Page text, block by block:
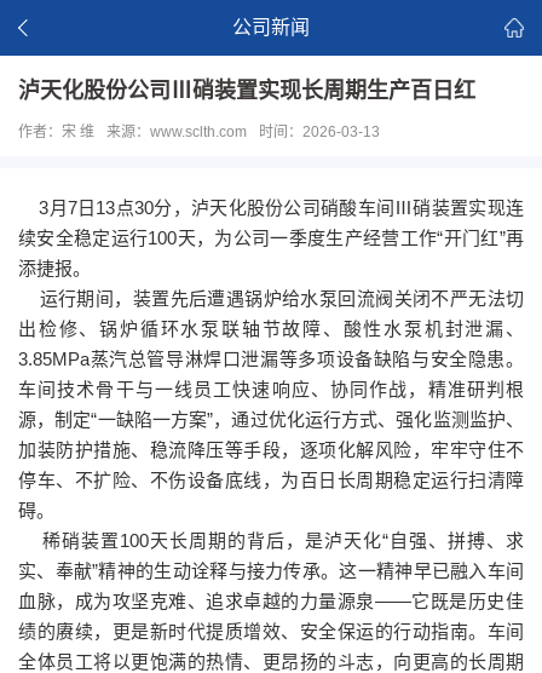
公司新闻
泸天化股份公司Ⅲ硝装置实现长周期生产百日红
作者：宋 维 来源：www.sclth.com 时间：2026-03-13
3月7日13点30分，泸天化股份公司硝酸车间Ⅲ硝装置实现连
续安全稳定运行100天，为公司一季度生产经营工作“开门红”再
添捷报。
运行期间，装置先后遭遇锅炉给水泵回流阀关闭不严无法切
出检修、锅炉循环水泵联轴节故障、酸性水泵机封泄漏、
3.85MPa蒸汽总管导淋焊口泄漏等多项设备缺陷与安全隐患。
车间技术骨干与一线员工快速响应、协同作战，精准研判根
源，制定“一缺陷一方案”，通过优化运行方式、强化监测监护、
加装防护措施、稳流降压等手段，逐项化解风险，牢牢守住不
停车、不扩险、不伤设备底线，为百日长周期稳定运行扫清障
碍。
稀硝装置100天长周期的背后，是泸天化“自强、拼搏、求
实、奉献”精神的生动诠释与接力传承。这一精神早已融入车间
血脉，成为攻坚克难、追求卓越的力量源泉——它既是历史佳
绩的赓续，更是新时代提质增效、安全保运的行动指南。车间
全体员工将以更饱满的热情、更昂扬的斗志，向更高的长周期